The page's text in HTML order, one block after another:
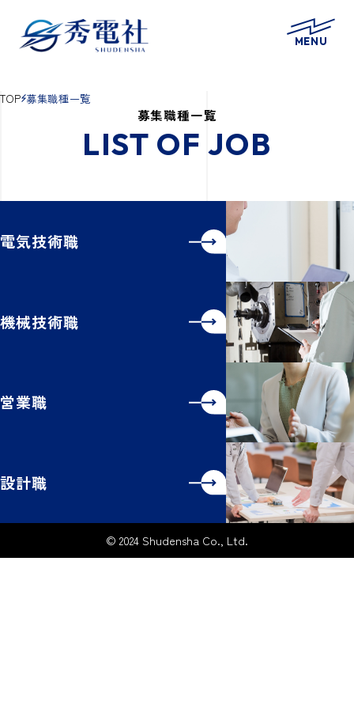
MENU
TOP 募集職種一覧
募集職種一覧
LIST OF JOB
電気技術職
機械技術職
営業職
設計職
© 2024 Shudensha Co., Ltd.